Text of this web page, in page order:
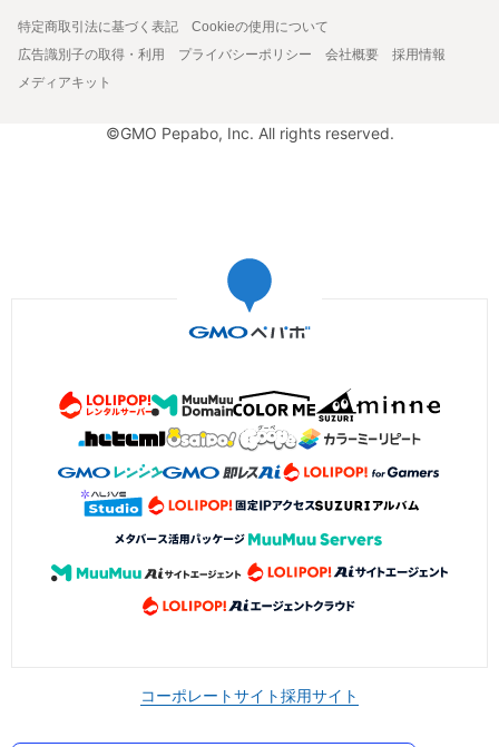
特定商取引法に基づく表記
Cookieの使用について
広告識別子の取得・利用
プライバシーポリシー 会社概要
採用情報
メディアキット
©GMO Pepabo, Inc. All rights reserved.
コーポレートサイト採用サイト